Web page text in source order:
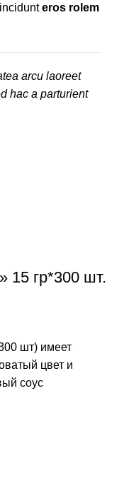
eros rolem
arcu laoreet
hac a parturient
15 гр*300 шт.
шт) имеет
цвет и
соус